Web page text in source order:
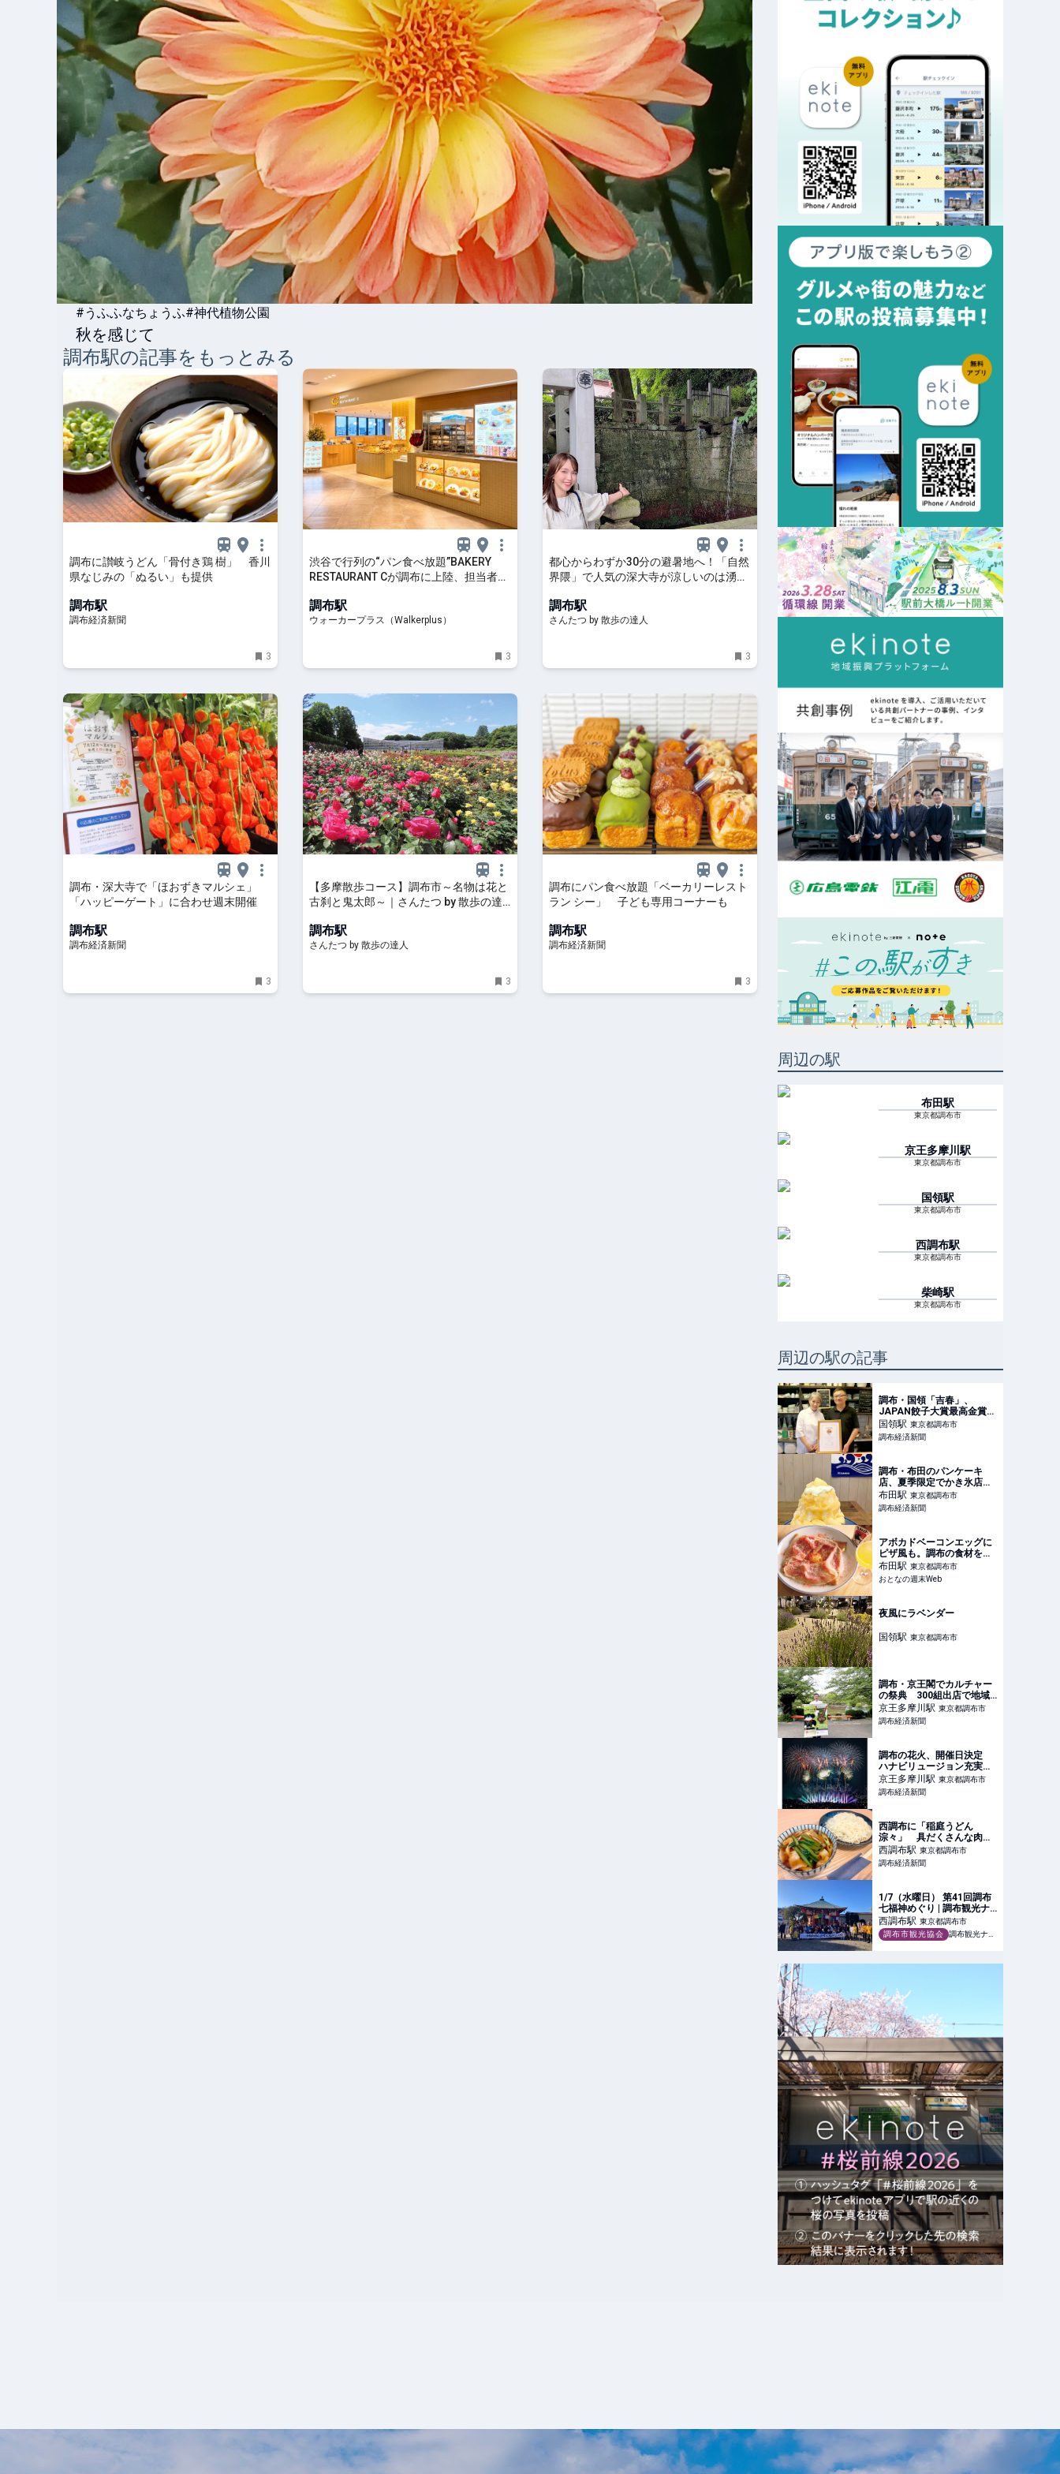
#うふふなちょうふ#神代植物公園
秋を感じて
調布駅の記事をもっとみる
調布に讃岐うどん「骨付き鶏 樹」 香川
県なじみの「ぬるい」も提供
調布駅
調布経済新聞
3
渋谷で行列の“パン食べ放題”BAKERY
RESTAURANT Cが調布に上陸、担当者に
の日も！｜ウォーカープラス
調布駅
ウォーカープラス（Walkerplus）
3
都心からわずか30分の避暑地へ！「自然
界隈」で人気の深大寺が涼しいのは湧水
調布駅
さんたつ by 散歩の達人
3
調布・深大寺で「ほおずきマルシェ」
「ハッピーゲート」に合わせ週末開催
調布駅
調布経済新聞
3
【多摩散歩コース】調布市～名物は花と
古刹と鬼太郎～｜さんたつ by 散歩の達
調布駅
さんたつ by 散歩の達人
3
調布にパン食べ放題「ベーカリーレスト
ラン シー」 子ども専用コーナーも
調布駅
調布経済新聞
3
周辺の駅
布田駅
東京都調布市
京王多摩川駅
東京都調布市
国領駅
東京都調布市
西調布駅
東京都調布市
柴崎駅
東京都調布市
周辺の駅の記事
調布・国領「吉春」、
JAPAN餃子大賞最高金賞
昨年の水餃子部門に続き
国領駅 東京都調布市
調布経済新聞
調布・布田のパンケーキ
店、夏季限定でかき氷店
に 鉄板前の灼熱地獄を回
避
布田駅 東京都調布市
調布経済新聞
アボカドベーコンエッグに
ピザ風も。調布の食材を活
かしたガレット専門店
『Oklm』は引き出し豊富
布田駅 東京都調布市
おとなの週末Web
夜風にラベンダー
国領駅 東京都調布市
調布・京王閣でカルチャー
の祭典 300組出店で地域
盛り上げる
京王多摩川駅 東京都調布市
調布経済新聞
調布の花火、開催日決定
ハナビリュージョン充実、
新しい有料席も
京王多摩川駅 東京都調布市
調布経済新聞
西調布に「稲庭うどん
淙々」 具だくさんな肉つ
け汁を看板メニューに
西調布駅 東京都調布市
調布経済新聞
1/7（水曜日） 第41回調布
七福神めぐり | 調布観光ナ
ビ【調布市観光協会公式サ
イト】
西調布駅 東京都調布市
調布市観光協会
調布観光ナビ【調布市観光協会公式サイト】